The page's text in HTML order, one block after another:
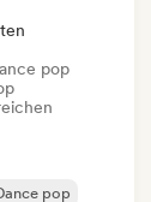
pop
pop